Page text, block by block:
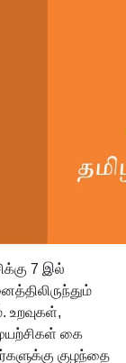
7 இல்
உறவுகள்,
கை
குழந்தை